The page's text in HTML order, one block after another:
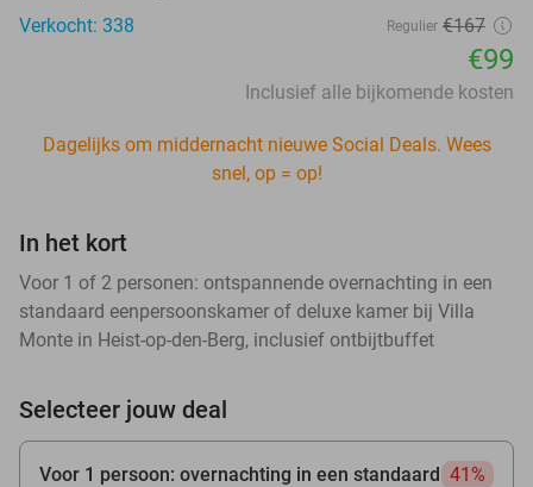
Verkocht: 338
Regulier €167
€99
Inclusief alle bijkomende kosten
Dagelijks om middernacht nieuwe Social Deals. Wees
snel, op = op!
In het kort
Voor 1 of 2 personen: ontspannende overnachting in een
standaard eenpersoonskamer of deluxe kamer bij Villa
Monte in Heist-op-den-Berg, inclusief ontbijtbuffet
Selecteer jouw deal
Voor 1 persoon: overnachting in een standaard 41%